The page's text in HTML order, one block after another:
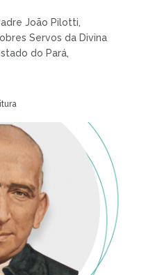
João Pilotti,
Servos da Divina
do Pará,